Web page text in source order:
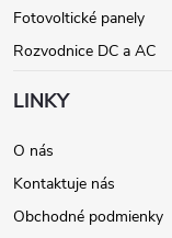
e
Fotovoltické panely
Rozvodnice DC a AC
LINKY
O nás
Kontaktuje nás
Obchodné podmienky